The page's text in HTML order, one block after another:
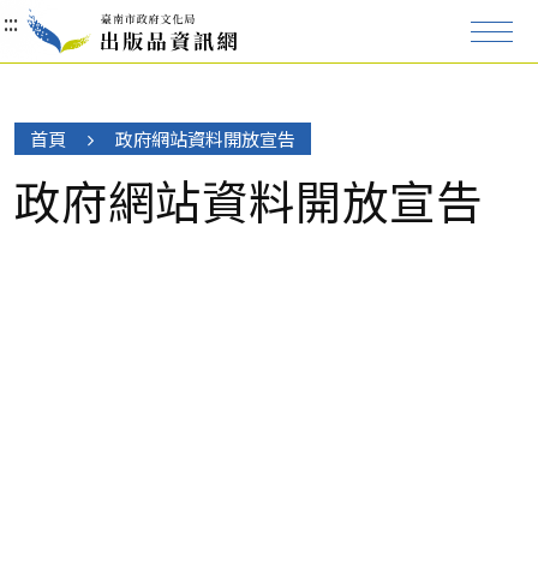
:::
:::
首頁 政府網站資料開放宣告
政府網站資料開放宣告